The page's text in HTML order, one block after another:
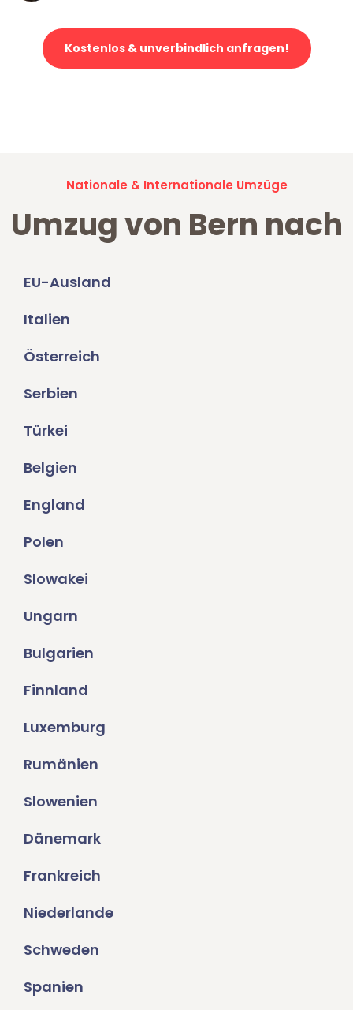
Kostenlos & unverbindlich anfragen!
Nationale & Internationale Umzüge
Umzug von Bern nach
EU-Ausland
Italien
Österreich
Serbien
Türkei
Belgien
England
Polen
Slowakei
Ungarn
Bulgarien
Finnland
Luxemburg
Rumänien
Slowenien
Dänemark
Frankreich
Niederlande
Schweden
Spanien